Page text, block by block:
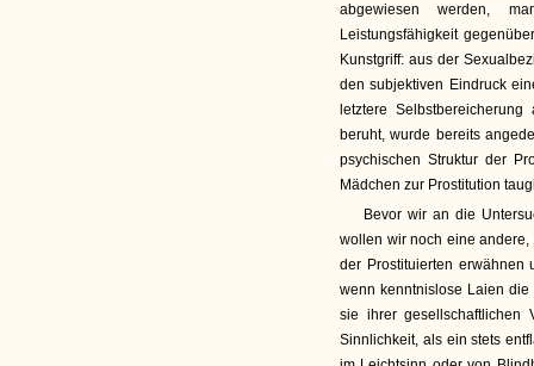
abgewiesen werden,
Leistungsfähigkeit
Kunstgriff: aus der
den subjektiven Eindruck
letztere
beruht, wurde bereits
psychischen Struktur der
Mädchen zur Prostitution
Bevor wir an die
wollen wir noch eine
der Prostituierten erwähnen
wenn kenntnislose Laien die
sie ihrer gesellschaftlichen
Sinnlichkeit, als ein stets